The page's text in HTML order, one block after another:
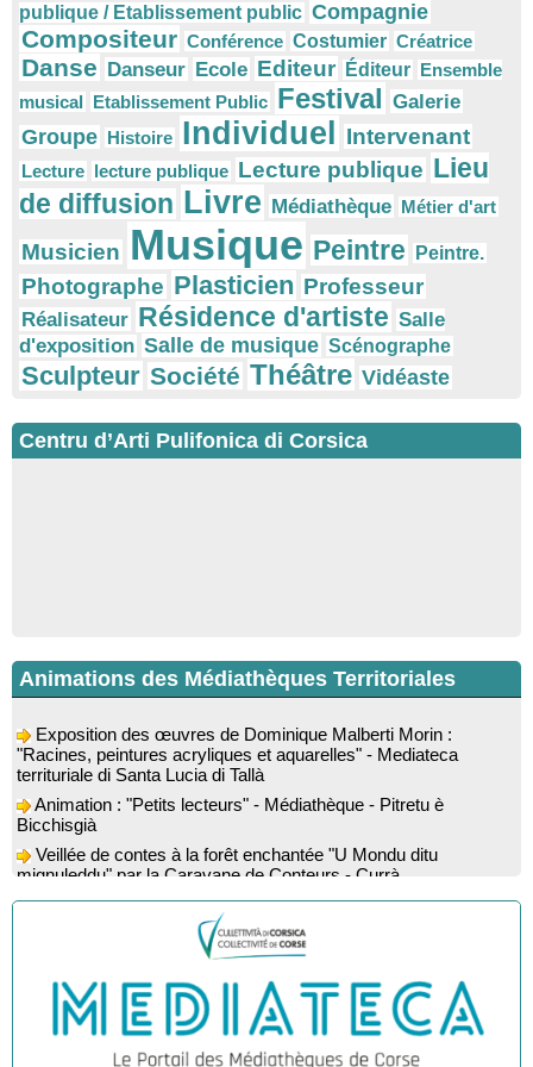
publique / Etablissement public Compagnie
Compositeur Conférence Costumier Créatrice
Danse Danseur Ecole Editeur Éditeur Ensemble
musical Etablissement Public Festival Galerie
Groupe Histoire Individuel Intervenant
Lecture lecture publique Lecture publique Lieu
de diffusion Livre Médiathèque Métier d'art
Musicien Musique Peintre Peintre.
Photographe Plasticien Professeur
Réalisateur Résidence d'artiste Salle
d'exposition Salle de musique Scénographe
Sculpteur Société Théâtre Vidéaste
Centru d’Arti Pulifonica di Corsica
Animations des Médiathèques Territoriales
"Racines, peintures acryliques et aquarelles" - Mediateca
territuriale di Santa Lucia di Tallà
Animation : "Petits lecteurs" - Médiathèque - Pitretu è
Bicchisgià
Veillée de contes à la forêt enchantée "U Mondu ditu
mignuleddu" par la Caravane de Conteurs - Currà
patrimoine religieux, roman, thermal et littéraire - Spaziu Jean-
Marc Fiamma - A Sarra di Farru
Spectacle musical : "Viaghju in Corsica cù Regina & Bruno",
hommage au duo mythique de la chanson corse interprété par
Marie-Elsa Picciocchi (chant), Marc’Antò Belgodere (chant et
gutare) et Jacky Le Menn (claviers) - Salle des fêtes - Cuzzà